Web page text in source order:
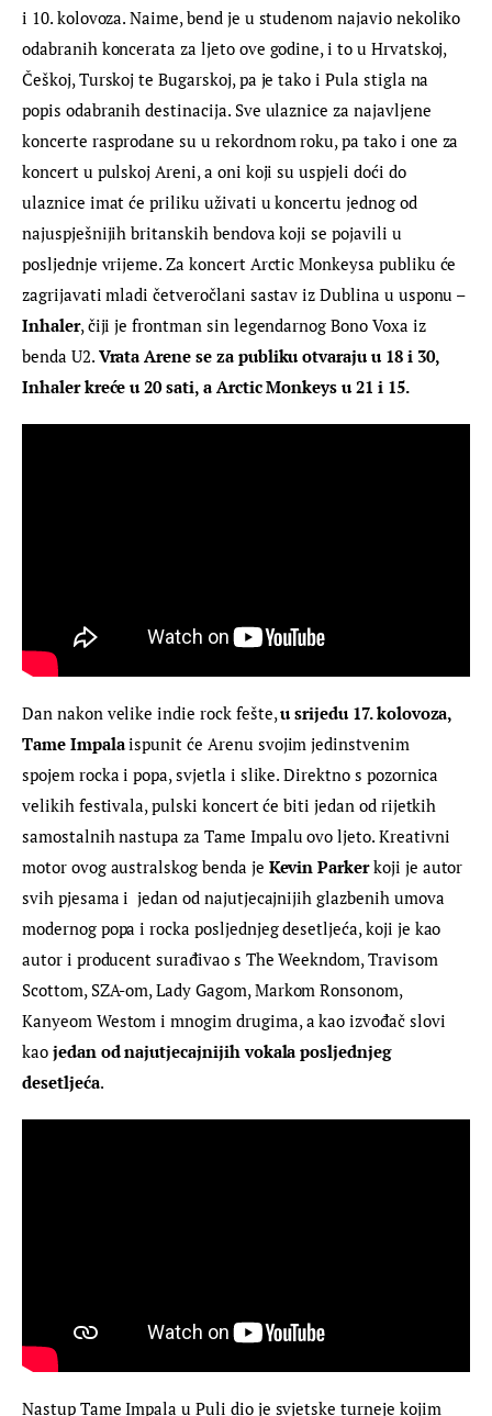
i 10. kolovoza. Naime, bend je u studenom najavio nekoliko
odabranih koncerata za ljeto ove godine, i to u Hrvatskoj,
Češkoj, Turskoj te Bugarskoj, pa je tako i Pula stigla na
popis odabranih destinacija. Sve ulaznice za najavljene
koncerte rasprodane su u rekordnom roku, pa tako i one za
koncert u pulskoj Areni, a oni koji su uspjeli doći do
ulaznice imat će priliku uživati u koncertu jednog od
najuspješnijih britanskih bendova koji se pojavili u
posljednje vrijeme. Za koncert Arctic Monkeysa publiku će
zagrijavati mladi četveročlani sastav iz Dublina u usponu –
Inhaler, čiji je frontman sin legendarnog Bono Voxa iz
benda U2. Vrata Arene se za publiku otvaraju u 18 i 30,
Inhaler kreće u 20 sati, a Arctic Monkeys u 21 i 15.
Dan nakon velike indie rock fešte, u srijedu 17. kolovoza,
Tame Impala ispunit će Arenu svojim jedinstvenim
spojem rocka i popa, svjetla i slike. Direktno s pozornica
velikih festivala, pulski koncert će biti jedan od rijetkih
samostalnih nastupa za Tame Impalu ovo ljeto. Kreativni
motor ovog australskog benda je Kevin Parker koji je autor
svih pjesama i  jedan od najutjecajnijih glazbenih umova
modernog popa i rocka posljednjeg desetljeća, koji je kao
autor i producent surađivao s The Weekndom, Travisom
Scottom, SZA-om, Lady Gagom, Markom Ronsonom,
Kanyeom Westom i mnogim drugima, a kao izvođač slovi
kao jedan od najutjecajnijih vokala posljednjeg
desetljeća.
Nastup Tame Impala u Puli dio je svjetske turneje kojim